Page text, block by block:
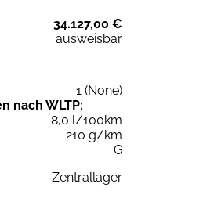
34.127,00 €
ausweisbar
1 (None)
nach WLTP:
8,0 l/100km
210 g/km
G
Zentrallager